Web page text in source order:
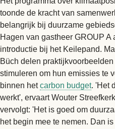
toonde de kracht van
belangrijk bij duurzame
Hagen van gastheer GROUP A
introductie bij het Keilepand.
Büch delen
stimuleren om hun emissies te
binnen hetcarbon budget. 'Het
werkt', ervaart Wouter
vervolgt: 'Het is goed om
het begin mee te nemen. Dan